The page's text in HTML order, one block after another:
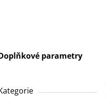
parametry